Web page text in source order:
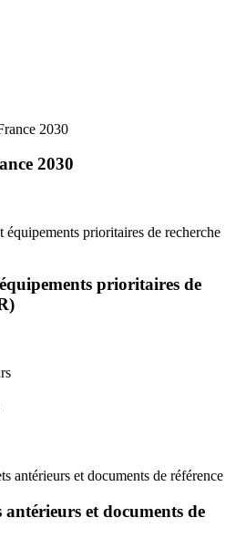
2030
2030
équipements prioritaires de recherche
prioritaires de
antérieurs et documents de référence
et documents de